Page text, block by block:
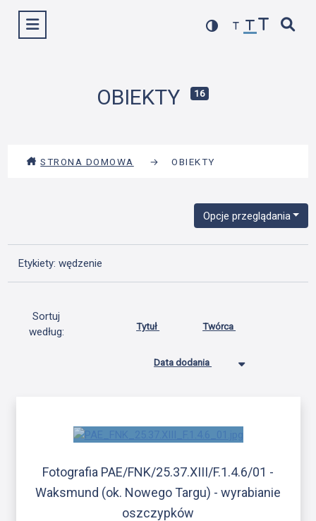
Wyświetl menu
OBIEKTY 16
STRONA DOMOWA → OBIEKTY
Opcje przeglądania
Etykiety: wędzenie
Sortuj
według:
Tytuł Twórca
Data dodania
Fotografia PAE/FNK/25.37.XIII/F.1.4.6/01 -
Waksmund (ok. Nowego Targu) - wyrabianie
oszczypków